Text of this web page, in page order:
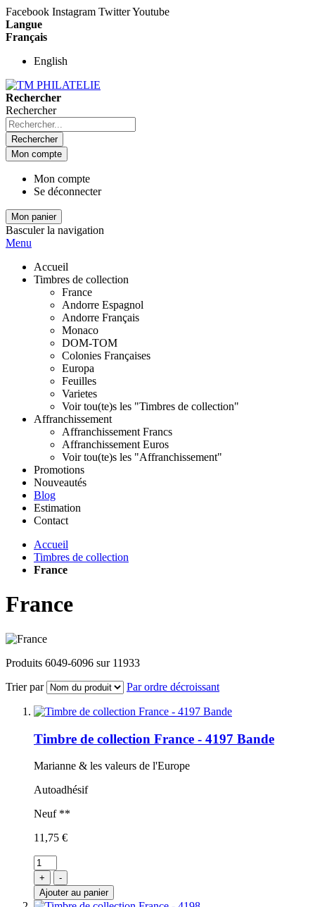
Facebook Instagram TwitterYoutube
Langue
Français
English
Rechercher
Rechercher
Rechercher
Mon compte
Mon compte
Se déconnecter
Mon panier
Basculer la navigation
Menu
Accueil
Timbres de collection
France
Andorre Espagnol
Andorre Français
Monaco
DOM-TOM
Colonies Françaises
Europa
Feuilles
Varietes
Voir tou(te)s les "Timbres de collection"
Affranchissement
Affranchissement Francs
Affranchissement Euros
Voir tou(te)s les "Affranchissement"
Promotions
Nouveautés
Blog
Estimation
Contact
Accueil
Timbres de collection
France
France
Produits 6049-6096 sur 11933
Trier par
Par ordre décroissant
Timbre de collection France - 4197 Bande
Marianne & les valeurs de l'Europe
Autoadhésif
Neuf **
11,75 €
+
-
Ajouter au panier